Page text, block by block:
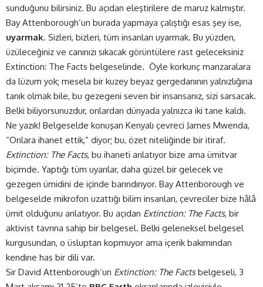
sunduğunu bilirsiniz. Bu açıdan eleştirilere de maruz kalmıştır.
Bay Attenborough’un burada yapmaya çalıştığı esas şey ise,
uyarmak. Sizleri, bizleri, tüm insanları uyarmak. Bu yüzden,
üzüleceğiniz ve canınızı sıkacak görüntülere rast geleceksiniz
Extinction: The Facts belgeselinde. Öyle korkunç manzaralara
da lüzum yok; mesela bir kuzey beyaz gergedanının yalnızlığına
tanık olmak bile, bu gezegeni seven bir insansanız, sizi sarsacak.
Belki biliyorsunuzdur, onlardan dünyada yalnızca iki tane kaldı.
Ne yazık! Belgeselde konuşan Kenyalı çevreci James Mwenda,
“Onlara ihanet ettik,” diyor; bu, özet niteliğinde bir itiraf.
Extinction: The Facts, bu ihaneti anlatıyor bize ama ümitvar
biçimde. Yaptığı tüm uyarılar, daha güzel bir gelecek ve
gezegen ümidini de içinde barındırıyor. Bay Attenborough ve
belgeselde mikrofon uzattığı bilim insanları, çevreciler bize hâlâ
ümit olduğunu anlatıyor. Bu açıdan Extinction: The Facts, bir
aktivist tavrına sahip bir belgesel. Belki geleneksel belgesel
kurgusundan, o üsluptan kopmuyor ama içerik bakımından
kendine has bir dili var.
Sir David Attenborough’un Extinction: The Factsbelgeseli, 3